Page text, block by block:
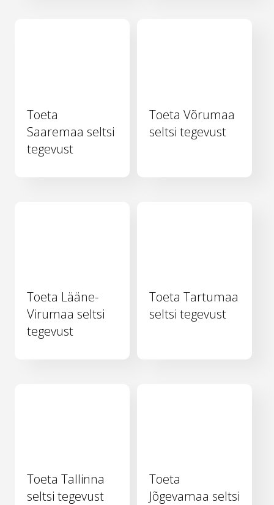
Toeta
Saaremaa seltsi
tegevust
Toeta Võrumaa
seltsi tegevust
Toeta Lääne-
Virumaa seltsi
tegevust
Toeta Tartumaa
seltsi tegevust
Toeta Tallinna
seltsi tegevust
Toeta
Jõgevamaa seltsi